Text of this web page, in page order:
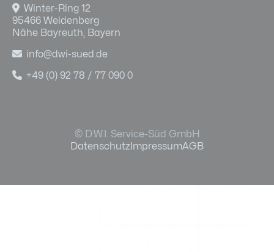
 Winter-Ring 12
95466 Weidenberg
Nähe Bayreuth, Bayern
 info@dwi-sued.de
 +49 (0) 92 78 / 77 090 0
Datenschutz ImpressumAGB
© D.W.I. Service-Süd GmbH